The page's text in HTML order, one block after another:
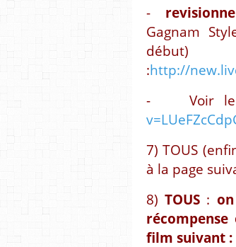
-
Gagnam
début)
:http://
- Voir le
7) TOUS
à la page
8)TOUS :
film suivant :